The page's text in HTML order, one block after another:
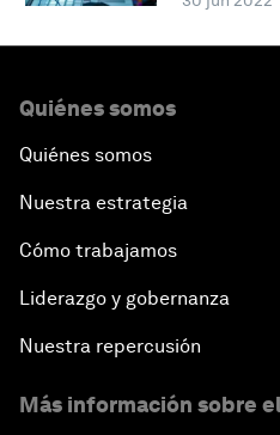
Quiénes somos
Quiénes somos
Nuestra estrategia
Cómo trabajamos
Liderazgo y gobernanza
Nuestra repercusión
Más información sobre